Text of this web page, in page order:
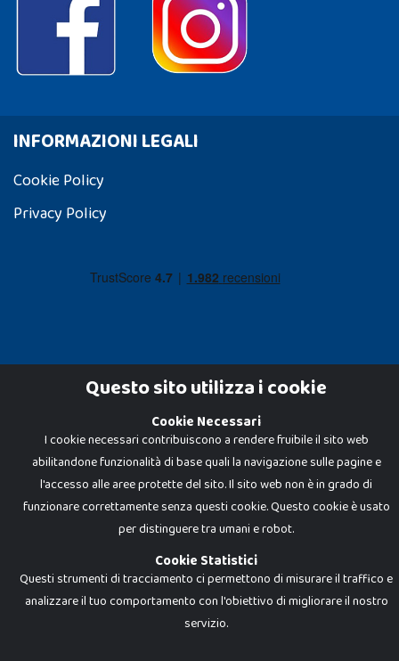
INFORMAZIONI LEGALI
Cookie Policy
Privacy Policy
Dadi e Mattoncini è un brand di Giocabene Srl. Ogni riproduzione o utilizzo non
espressamente autorizzato è severamente vietato. Tutti i loghi, marchi,
brand elencati nel presente shop sono di proprietà dei rispettivi titolari.
I prezzi e le promozioni pubblicate potrebbero differire da quanto esposto in
negozio.
Giocabene Srl - via della Posta 8, 20123 Milano (MI)
P.IVA 02608090425 - REA AN201199 - C.S. 10.000 i.v.
Questo sito utilizza i cookie
Cookie Necessari
I cookie necessari contribuiscono a rendere fruibile il sito web
abilitandone funzionalità di base quali la navigazione sulle pagine e
l'accesso alle aree protette del sito. Il sito web non è in grado di
funzionare correttamente senza questi cookie. Questo cookie è usato
per distinguere tra umani e robot.
Cookie Statistici
Questi strumenti di tracciamento ci permettono di misurare il traffico e
analizzare il tuo comportamento con l'obiettivo di migliorare il nostro
servizio.